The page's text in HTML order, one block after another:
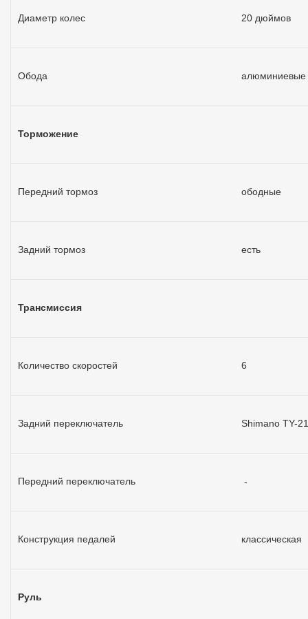
Диаметр колес 20 дюймов
Обода алюминиевые
Торможение
Передний тормоз ободные
Задний тормоз есть
Трансмиссия
Количество скоростей 6
Задний переключатель Shimano TY-21
Передний переключатель -
Конструкция педалей классическая
Руль